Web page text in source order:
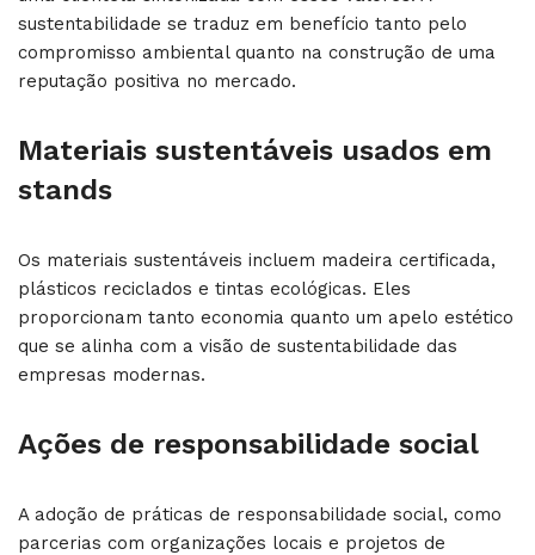
sustentabilidade se traduz em benefício tanto pelo
compromisso ambiental quanto na construção de uma
reputação positiva no mercado.
Materiais sustentáveis usados em
stands
Os materiais sustentáveis incluem madeira certificada,
plásticos reciclados e tintas ecológicas. Eles
proporcionam tanto economia quanto um apelo estético
que se alinha com a visão de sustentabilidade das
empresas modernas.
Ações de responsabilidade social
A adoção de práticas de responsabilidade social, como
parcerias com organizações locais e projetos de